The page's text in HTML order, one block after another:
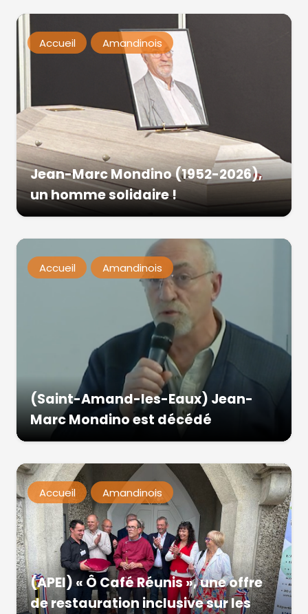
Accueil Amandinois
Jean-Marc Mondino (1952-2026),
un homme solidaire !
Accueil Amandinois
(Saint-Amand-les-Eaux) Jean-
Marc Mondino est décédé
Accueil Amandinois
(APEI) « Ô Café Réunis », une offre
de restauration inclusive sur les